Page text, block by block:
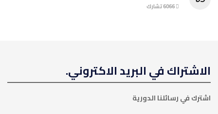
الاشتراك في البريد الاكتروني.
اشترك في رسائلنا الدورية